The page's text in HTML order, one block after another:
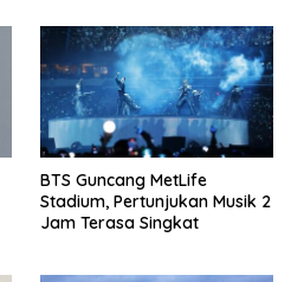
BTS Guncang MetLife
Stadium, Pertunjukan Musik 2
Jam Terasa Singkat